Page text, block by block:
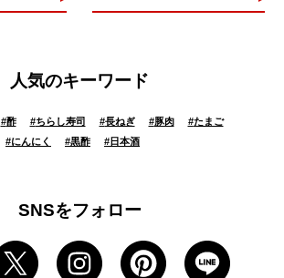
人気のキーワード
#酢 #ちらし寿司 #長ねぎ #豚肉 #たまご
#にんにく #黒酢 #日本酒
SNSをフォロー